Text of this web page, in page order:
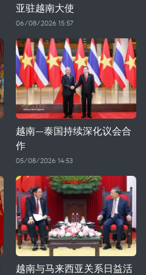
亚驻越南大使
06/08/2026 15:57
越南—泰国持续深化议会合
作
05/08/2026 14:53
越南与马来西亚关系日益活